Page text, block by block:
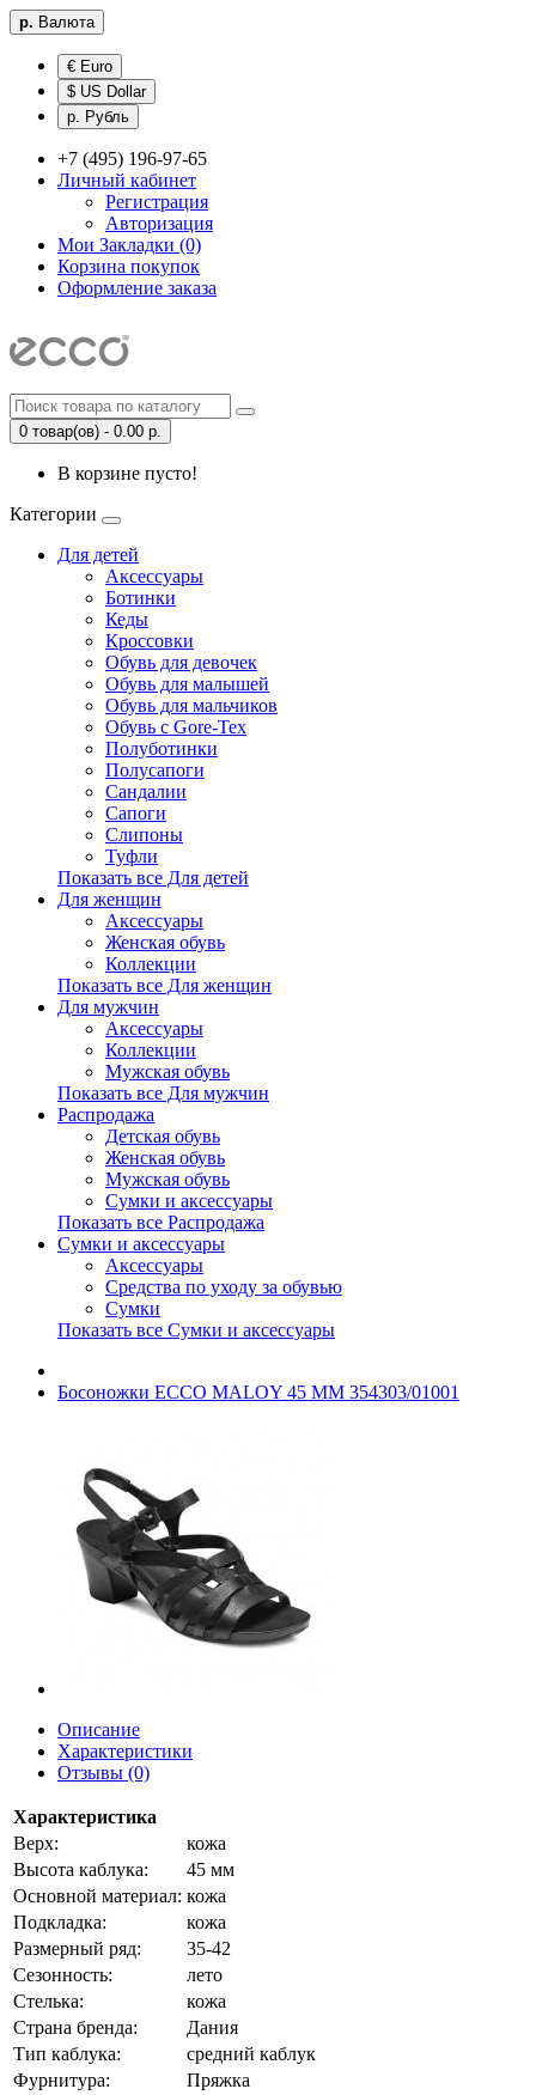
р. Валюта
€ Euro
$ US Dollar
р. Рубль
+7 (495) 196-97-65
Личный кабинет
Регистрация
Авторизация
Мои Закладки (0)
Корзина покупок
Оформление заказа
0 товар(ов) - 0.00 р.
В корзине пусто!
Категории
Для детей
Аксессуары
Ботинки
Кеды
Кроссовки
Обувь для девочек
Обувь для малышей
Обувь для мальчиков
Обувь с Gore-Tex
Полуботинки
Полусапоги
Сандалии
Сапоги
Слипоны
Туфли
Показать все Для детей
Для женщин
Аксессуары
Женская обувь
Коллекции
Показать все Для женщин
Для мужчин
Аксессуары
Коллекции
Мужская обувь
Показать все Для мужчин
Распродажа
Детская обувь
Женская обувь
Мужская обувь
Сумки и аксессуары
Показать все Распродажа
Сумки и аксессуары
Аксессуары
Средства по уходу за обувью
Сумки
Показать все Сумки и аксессуары
Босоножки ECCO MALOY 45 MM 354303/01001
Описание
Характеристики
Отзывы (0)
Характеристика
Верх:
кожа
Высота каблука:
45 мм
Основной материал: кожа
Подкладка:
кожа
Размерный ряд:
35-42
Сезонность:
лето
Стелька:
кожа
Страна бренда:
Дания
Тип каблука:
средний каблук
Фурнитура:
Пряжка